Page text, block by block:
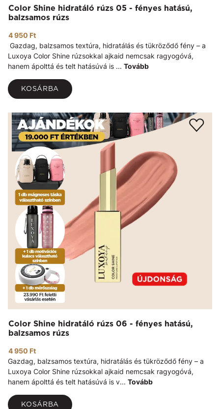
Color Shine hidratáló rúzs 05 - fényes hatású,
balzsamos rúzs
4 950 Ft
Gazdag, balzsamos textúra, hidratálás és tükröződő fény – a
Luxoya Color Shine rúzsokkal ajkaid nemcsak ragyogóvá,
hanem ápolttá és telt hatásúvá is ... Tovább
KOSÁRBA
Color Shine hidratáló rúzs 06 - fényes hatású,
balzsamos rúzs
4 950 Ft
Gazdag, balzsamos textúra, hidratálás és tükröződő fény – a
Luxoya Color Shine rúzsokkal ajkaid nemcsak ragyogóvá,
hanem ápolttá és telt hatásúvá is v... Tovább
KOSÁRBA